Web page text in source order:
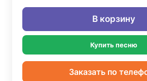
В корзину
Купить песню
Заказать по